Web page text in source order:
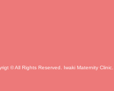
© All Rights Reserved. Iwaki Maternity